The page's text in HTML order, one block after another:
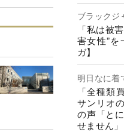
ブラックジ
「私は被
害女性”
ガ】
明日なに着
「全種類
サンリオ
の声「と
せません